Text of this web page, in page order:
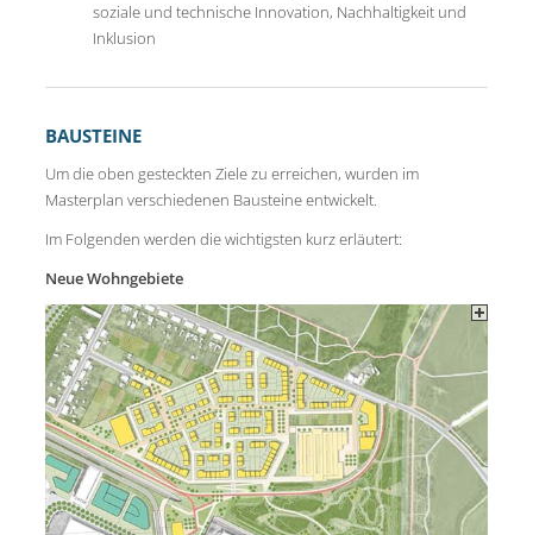
soziale und technische Innovation, Nachhaltigkeit und
Inklusion
BAUSTEINE
Um die oben gesteckten Ziele zu erreichen, wurden im
Masterplan verschiedenen Bausteine entwickelt.
Im Folgenden werden die wichtigsten kurz erläutert:
Neue Wohngebiete